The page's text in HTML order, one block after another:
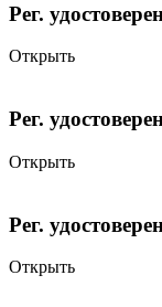
Рег.
Открыть
Рег.
Открыть
Рег.
Открыть